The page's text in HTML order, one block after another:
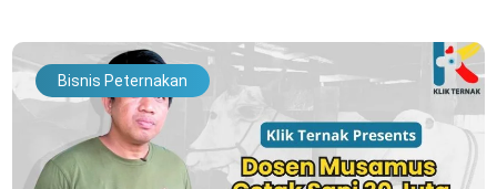
Bisnis Peternakan